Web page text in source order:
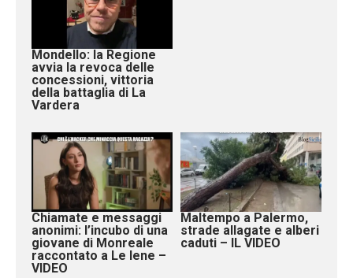
Mondello: la Regione
avvia la revoca delle
concessioni, vittoria
della battaglia di La
Vardera
Chiamate e messaggi
anonimi: l’incubo di una
giovane di Monreale
raccontato a Le Iene –
VIDEO
Maltempo a Palermo,
strade allagate e alberi
caduti – IL VIDEO